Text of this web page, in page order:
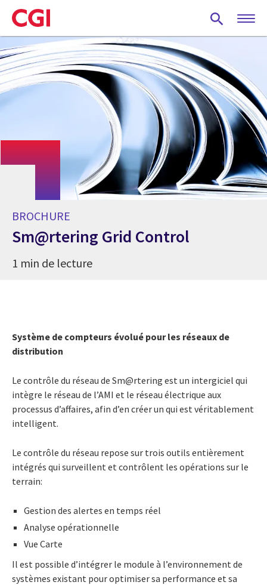
Skip
to
main
content
BROCHURE
Sm@rtering Grid Control
1 min de lecture
Système de compteurs évolué pour les réseaux de
distribution
Le contrôle du réseau de Sm@rtering est un intergiciel qui
intègre le réseau de l’AMI et le réseau électrique aux
processus d’affaires, afin d’en créer un qui est véritablement
intelligent.
Le contrôle du réseau repose sur trois outils entièrement
intégrés qui surveillent et contrôlent les opérations sur le
terrain:
Gestion des alertes en temps réel
Analyse opérationnelle
Vue Carte
Il est possible d’intégrer le module à l’environnement de
systèmes existant pour optimiser sa performance et sa